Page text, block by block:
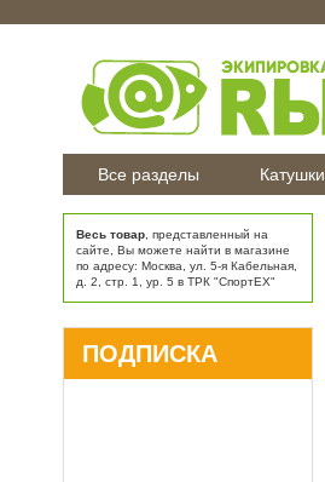
Все разделы Катушки
Весь товар , представленный на
сайте, Вы можете найти в магазине
по адресу: Москва, ул. 5-я Кабельная,
д. 2, стр. 1, ур. 5 в ТРК "СпортЕХ"
ПОДПИСКА